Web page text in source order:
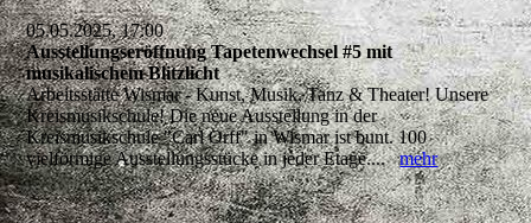
05.05.2025, 17:00
Ausstellungseröffnung Tapetenwechsel #5 mit
musikalischem Blitzlicht
Arbeitsstätte Wismar - Kunst, Musik, Tanz & Theater! Unsere
Kreismusikschule! Die neue Ausstellung in der
Kreismusikschule "Carl Orff" in Wismar ist bunt. 100
vielförmige Ausstellungsstücke in jeder Etage....mehr